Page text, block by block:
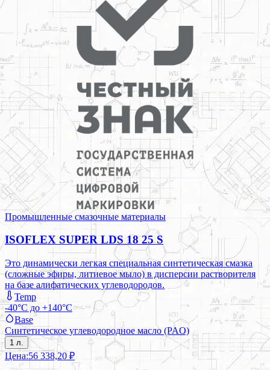
Промышленные смазочные материалы
ISOFLEX SUPER LDS 18 25 S
Это динамически легкая специальная синтетическая смазка
(сложные эфиры, литиевое мыло) в дисперсии растворителя
на базе алифатических углеводородов.
Temp
-40°C до +140°C
Base
Синтетическое углеводородное масло (PAO)
1 л.
Цена:56 338,20 ₽